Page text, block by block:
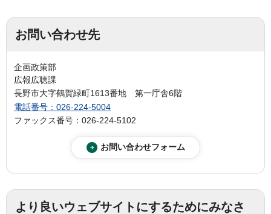
お問い合わせ先
企画政策部
広報広聴課
長野市大字鶴賀緑町1613番地 第一庁舎6階
電話番号：026-224-5004
ファックス番号：026-224-5102
より良いウェブサイトにするためにみなさ